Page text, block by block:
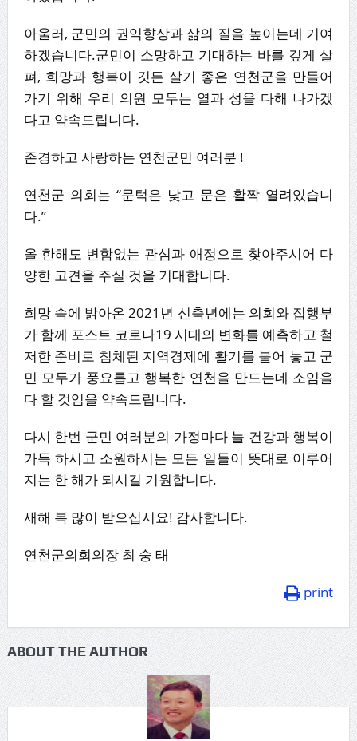
아울러, 군민의 권익향상과 삶의 질을 높이는데 기여
하겠습니다.군민이 소망하고 기대하는 바를 깊게 살
펴, 희망과 행복이 깃든 살기 좋은 연천군을 만들어
가기 위해 우리 의원 모두는 열과 성을 다해 나가겠
다고 약속드립니다.
존경하고 사랑하는 연천군민 여러분 !
연천군 의회는 “문턱은 낮고 문은 활짝 열려있습니
다.”
올 한해도 변함없는 관심과 애정으로 찾아주시어 다
양한 고견을 주실 것을 기대합니다.
희망 속에 밝아온 2021년 신축년에는 의회와 집행부
가 함께 포스트 코로나19 시대의 변화를 예측하고 철
저한 준비로 침체된 지역경제에 활기를 불어 놓고 군
민 모두가 풍요롭고 행복한 연천을 만드는데 소임을
다 할 것임을 약속드립니다.
다시 한번 군민 여러분의 가정마다 늘 건강과 행복이
가득 하시고 소원하시는 모든 일들이 뜻대로 이루어
지는 한 해가 되시길 기원합니다.
새해 복 많이 받으십시요! 감사합니다.
연천군의회의장 최 숭 태
print
ABOUT THE AUTHOR